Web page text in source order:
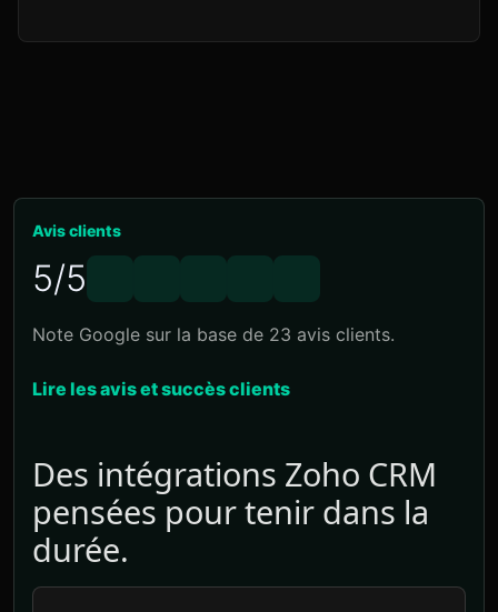
Avis clients
5/5
Note Google sur la base de 23 avis clients.
Lire les avis et succès clients
Des intégrations Zoho CRM
pensées pour tenir dans la
durée.